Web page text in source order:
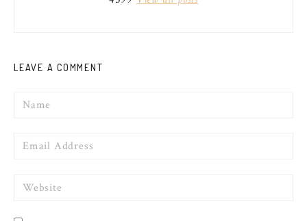
LEAVE A COMMENT
Name
Email
Website